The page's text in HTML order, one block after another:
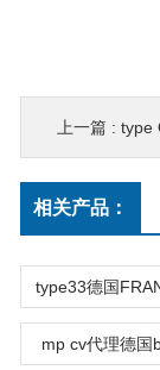
上一篇 : type
相关产品：
mp cv代理德国